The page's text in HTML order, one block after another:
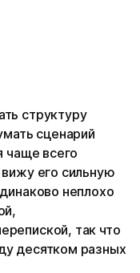
структуру
сценарий
чаще всего
его сильную
неплохо
так что
десятком разных